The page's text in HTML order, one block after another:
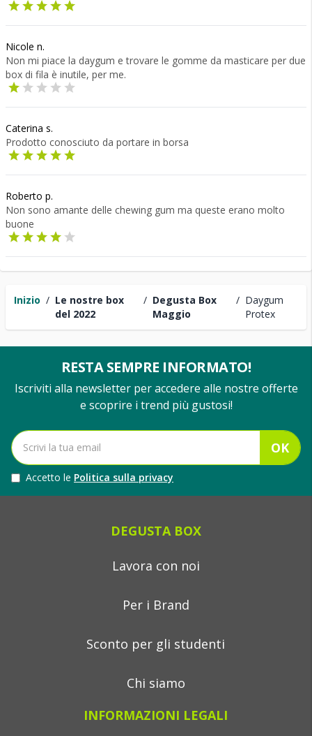
Inizio / Le nostre box
del 2022
/ Degusta Box
Maggio
/ Daygum
Protex
Nicole n.
Non mi piace la daygum e trovare le gomme da masticare per due
box di fila è inutile, per me.
Caterina s.
Prodotto conosciuto da portare in borsa
Roberto p.
Non sono amante delle chewing gum ma queste erano molto
buone
RESTA SEMPRE INFORMATO!
Iscriviti alla newsletter per accedere alle nostre offerte
e scoprire i trend più gustosi!
OK
Accetto le Politica sulla privacy
DEGUSTA BOX
Lavora con noi
Per i Brand
Sconto per gli studenti
Chi siamo
INFORMAZIONI LEGALI